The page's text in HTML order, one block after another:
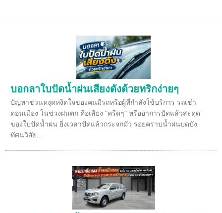
บอกลาใบปัดน้ำฝนเสียงดังด้วยทริกง่ายๆ
ปัญหาชวนหงุดหงิดใจของคนมีรถหรือผู้ที่กำลังใช้บริการ รถเช่า
ดอนเมือง ในช่วงฝนตก คือเสียง "ครืดๆ" หรืออาการปัดแล้วสะดุด
ของใบปัดน้ำฝน ยิ่งเวลาปัดแล้วกระจกมัว รอยคราบน้ำฝนบดบัง
ทัศนวิสัย...